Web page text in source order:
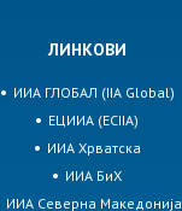
ЛИНКОВИ
ИИА ГЛОБАЛ (IIA Global)
ЕЦИИА (ECIIA)
ИИА Хрватска
ИИА БиХ
ИИА Северна Македонија